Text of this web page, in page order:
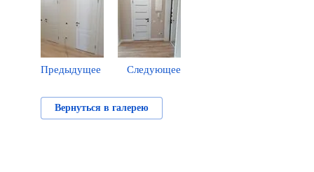
Предыдущее Следующее
Вернуться в галерею